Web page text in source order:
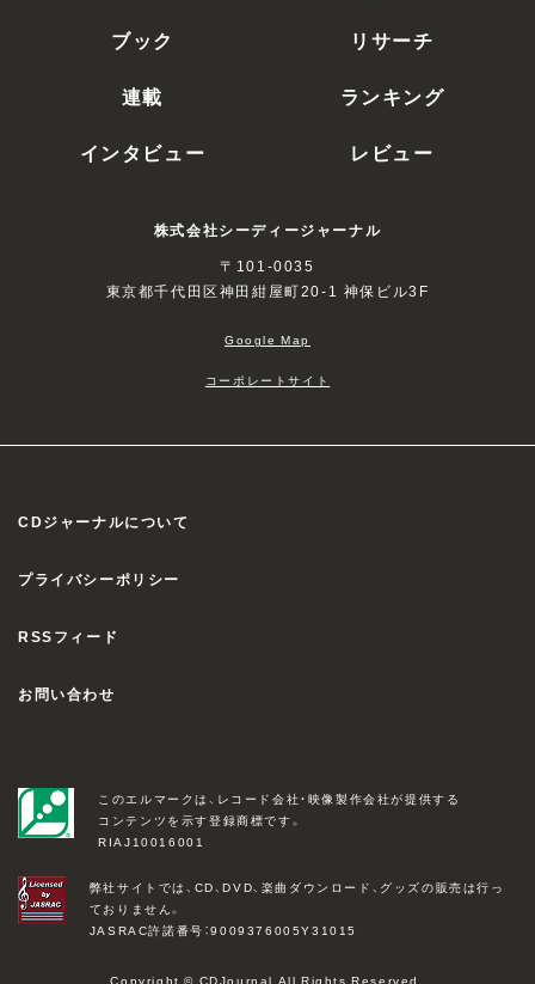
ブック
リサーチ
連載
ランキング
インタビュー
レビュー
株式会社シーディージャーナル
〒101-0035
東京都千代田区神田紺屋町20-1 神保ビル3F
Google Map
コーポレートサイト
CDジャーナルについて
プライバシーポリシー
RSSフィード
お問い合わせ
このエルマークは、レコード会社・映像製作会社が提供する
コンテンツを示す登録商標です。
RIAJ10016001
弊社サイトでは、CD、DVD、楽曲ダウンロード、グッズの販売は行っ
ておりません。
JASRAC許諾番号：9009376005Y31015
Copyright © CDJournal All Rights Reserved.